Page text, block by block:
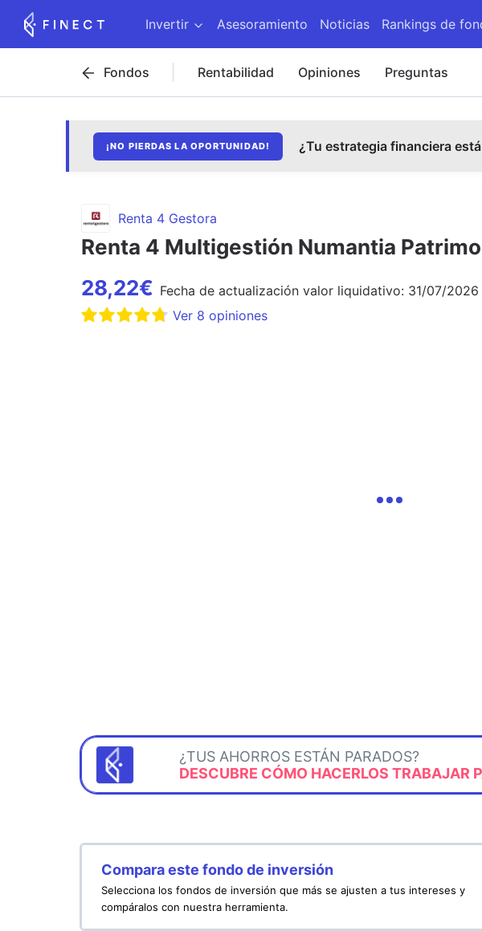
Invertir Asesoramiento Noticias Rankings de
Fondos Rentabilidad Opiniones Preguntas
¡NO PIERDAS LA OPORTUNIDAD! ¿Tu estrategia financiera
Renta 4 Gestora
Renta 4 Multigestión Numantia
28,22€ Fecha de actualización valor liquidativo: 31/07/2026
Ver 8 opiniones
¿TUS AHORROS ESTÁN PARADOS?
DESCUBRE CÓMO HACERLOS TRABAJAR
Compara este fondo de inversión
Selecciona los fondos de inversión que más se ajusten a tus intereses y
compáralos con nuestra herramienta.